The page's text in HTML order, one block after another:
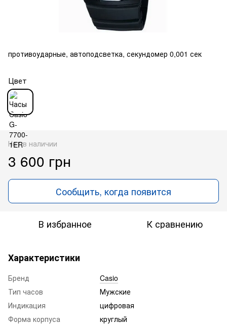
противоударные, автоподсветка, секундомер 0,001 сек
Цвет
Нет в наличии
3 600 грн
Сообщить, когда появится
В избранное К сравнению
Характеристики
Бренд
Casio
Тип часов
Мужские
Индикация
цифровая
Форма корпуса
круглый